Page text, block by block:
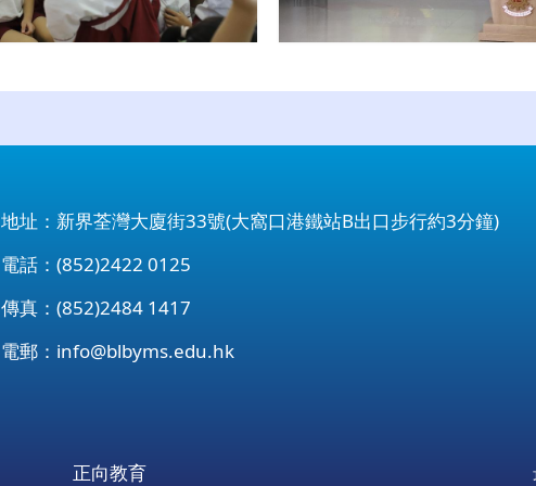
地址：新界荃灣大廈街33號(大窩口港鐵站B出口步行約3分鐘)
電話：(852)2422 0125
傳真：(852)2484 1417
電郵： info@blbyms.edu.hk
正向教育